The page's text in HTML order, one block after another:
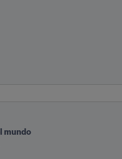
mundo